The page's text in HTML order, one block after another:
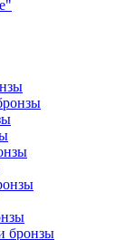
бронзы